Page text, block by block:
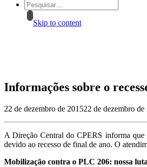
Skip to content
Informações sobre o
22 de dezembro de 201522 de dezembro de
A Direção Central do CPERS informa que
devido ao recesso de final de ano. O
Mobilização contra o PLC 206: nossa